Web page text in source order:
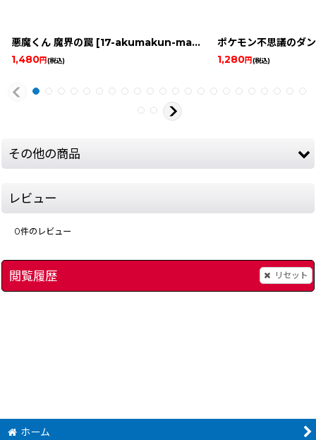
悪魔くん 魔界の罠 [17-akumakun-makai-no-famicom ]
1,480円(税込) 1,280円(税込)
その他の商品
レビュー
0件のレビュー
閲覧履歴 リセット
ホーム